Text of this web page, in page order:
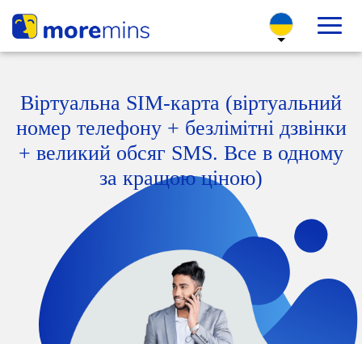
Віртуальна SIM-карта (віртуальний
номер телефону + безлімітні дзвінки
+ великий обсяг SMS. Все в одному
за кращою ціною)